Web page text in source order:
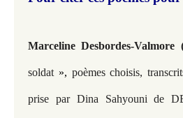
Marceline Desbordes-Valmore
soldat », poèmes choisis,
prise par Dina Sahyouni de